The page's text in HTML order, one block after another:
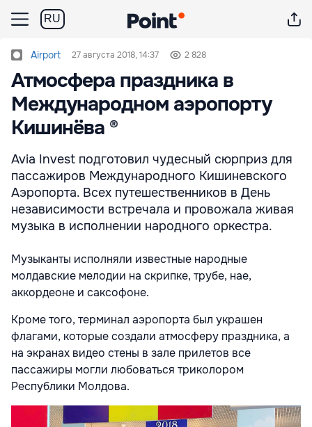
RU
Airport 27 августа 2018, 14:37 2 828
Атмосфера праздника в
Международном аэропорту
Кишинёва ®
Avia Invest подготовил чудесный сюрприз для
пассажиров Международного Кишиневского
Аэропорта. Всех путешественников в День
независимости встречала и провожала живая
музыка в исполнении народного оркестра.
Музыканты исполняли известные народные
молдавские мелодии на скрипке, трубе, нае,
аккордеоне и саксофоне.
Кроме того, терминал аэропорта был украшен
флагами, которые создали атмосферу праздника, а
на экранах видео стены в зале прилетов все
пассажиры могли любоваться триколором
Республики Молдова.